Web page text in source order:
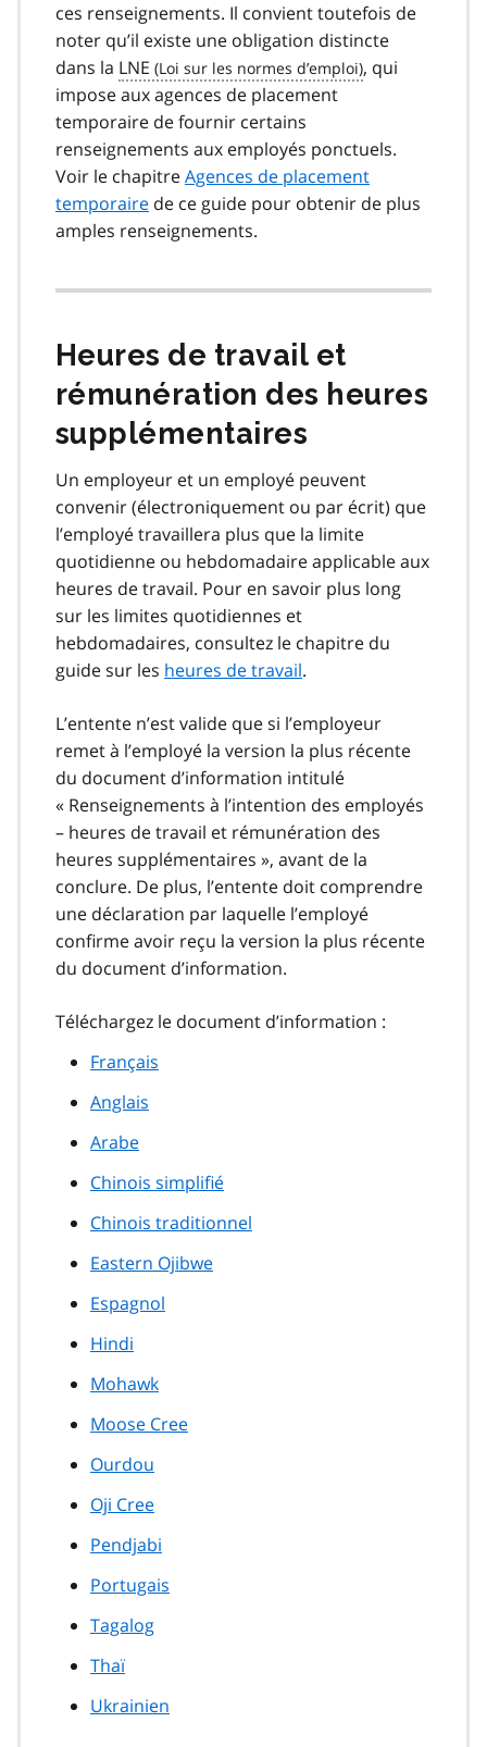
ces renseignements. Il convient toutefois de
noter qu’il existe une obligation distincte
dans la LNE
, qui
impose aux agences de placement
temporaire de fournir certains
renseignements aux employés ponctuels.
Voir le chapitreAgences de placement
temporaire de ce guide pour obtenir de plus
amples renseignements.
Heures de travail et
rémunération des heures
supplémentaires
Un employeur et un employé peuvent
convenir (électroniquement ou par écrit) que
l’employé travaillera plus que la limite
quotidienne ou hebdomadaire applicable aux
heures de travail. Pour en savoir plus long
sur les limites quotidiennes et
hebdomadaires, consultez le chapitre du
guide sur les heures de travail.
L’entente n’est valide que si l’employeur
remet à l’employé la version la plus récente
du document d’information intitulé
« Renseignements à l’intention des employés
– heures de travail et rémunération des
heures supplémentaires », avant de la
conclure. De plus, l’entente doit comprendre
une déclaration par laquelle l’employé
confirme avoir reçu la version la plus récente
du document d’information.
Téléchargez le document d’information :
Français
Anglais
Arabe
Chinois simplifié
Chinois traditionnel
Eastern Ojibwe
Espagnol
Hindi
Mohawk
Moose Cree
Ourdou
Oji Cree
Pendjabi
Portugais
Tagalog
Thaï
Ukrainien